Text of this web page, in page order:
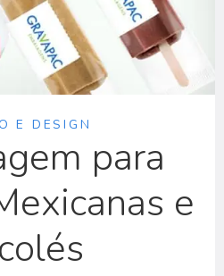
E DESIGN
para
e